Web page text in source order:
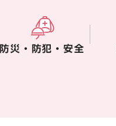
防災・防犯・安全